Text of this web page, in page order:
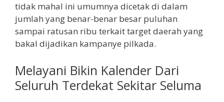
tidak mahal ini umumnya dicetak di dalam
jumlah yang benar-benar besar puluhan
sampai ratusan ribu terkait target daerah yang
bakal dijadikan kampanye pilkada.
Melayani Bikin Kalender Dari
Seluruh Terdekat Sekitar Seluma